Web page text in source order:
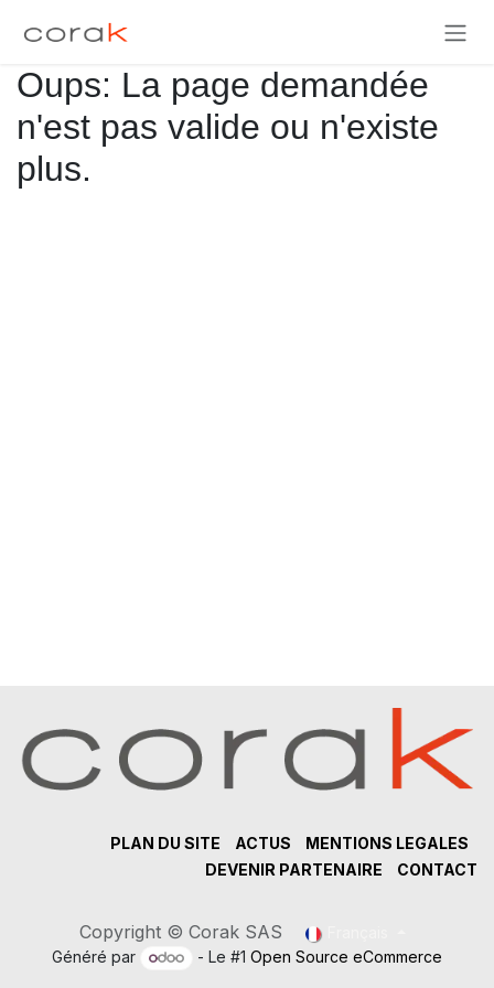
Oups: La page demandée
n'est pas valide ou n'existe
plus.
PLAN DU SITE ACTUS
MENTIONS LEGALES
DEVENIR PARTENAIRE
CONTACT
Copyright © Corak SAS
Généré par
- Le #1Open Source eCommerce